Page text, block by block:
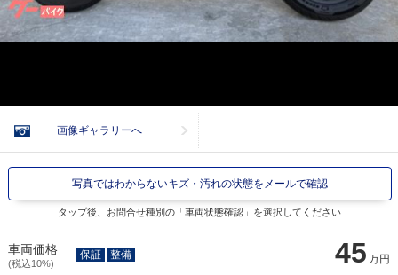
画像ギャラリーへ
写真ではわからないキズ・汚れの状態をメールで確認
タップ後、お問合せ種別の「車両状態確認」を選択してください
車両価格
(税込10%) 45 万円
保証 整備